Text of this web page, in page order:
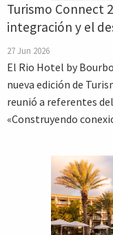
Turismo Connect
integración y el
27 Jun 2026
El Rio Hotel by
nueva edición de
reunió a referentes
«Construyendo